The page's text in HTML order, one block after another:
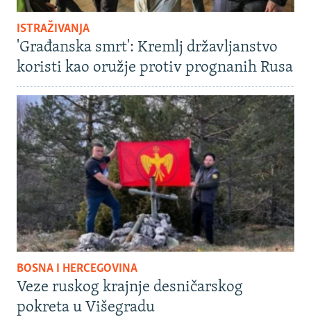
ISTRAŽIVANJA
'Građanska smrt': Kremlj državljanstvo
koristi kao oružje protiv prognanih Rusa
BOSNA I HERCEGOVINA
Veze ruskog krajnje desničarskog
pokreta u Višegradu